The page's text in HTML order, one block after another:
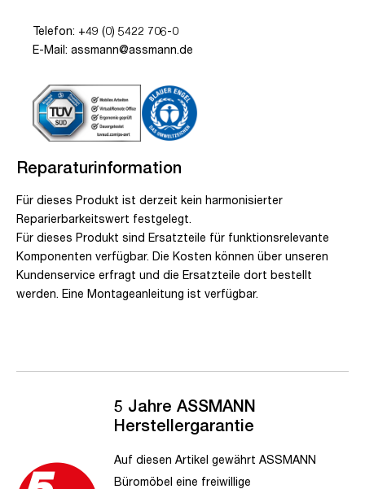
Telefon: +49 (0) 5422 706-0
E-Mail: assmann@assmann.de
Reparaturinformation
Für dieses Produkt ist derzeit kein harmonisierter
Reparierbarkeitswert festgelegt.
Für dieses Produkt sind Ersatzteile für funktionsrelevante
Komponenten verfügbar. Die Kosten können über unseren
Kundenservice erfragt und die Ersatzteile dort bestellt
werden. Eine Montageanleitung ist verfügbar.
5 Jahre ASSMANN
Herstellergarantie
Auf diesen Artikel gewährt ASSMANN
Büromöbel eine freiwillige